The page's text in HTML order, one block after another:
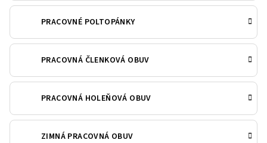
PRACOVNÉ POLTOPÁNKY
PRACOVNÁ ČLENKOVÁ OBUV
PRACOVNÁ HOLEŇOVÁ OBUV
ZIMNÁ PRACOVNÁ OBUV